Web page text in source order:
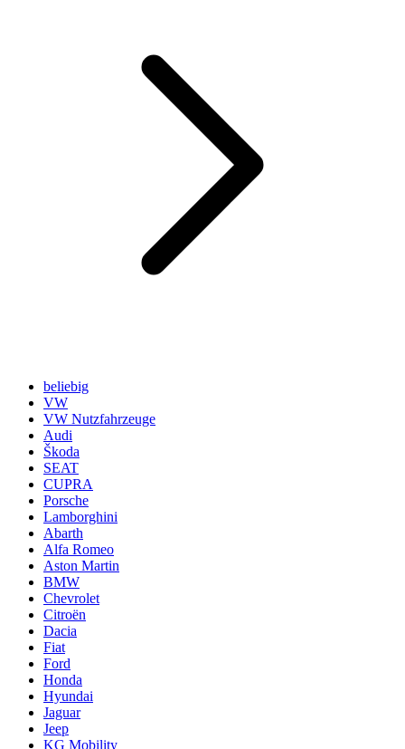
beliebig
VW
VW Nutzfahrzeuge
Audi
Škoda
SEAT
CUPRA
Porsche
Lamborghini
Abarth
Alfa Romeo
Aston Martin
BMW
Chevrolet
Citroën
Dacia
Fiat
Ford
Honda
Hyundai
Jaguar
Jeep
KG Mobility